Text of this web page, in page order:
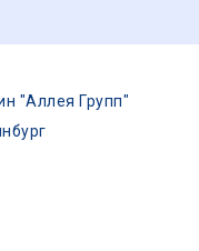
"Аллея Групп"